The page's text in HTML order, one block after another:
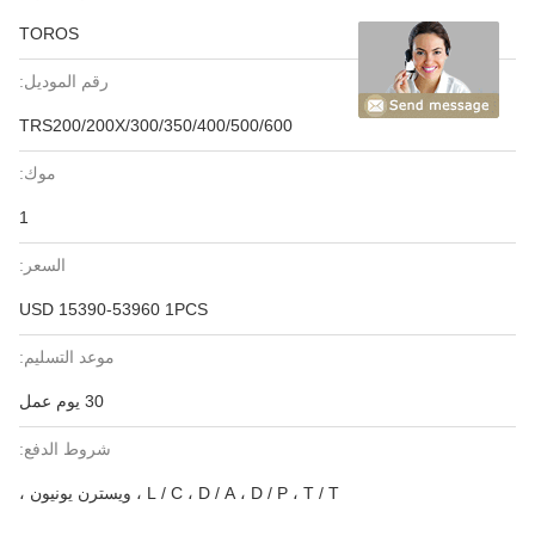
TOROS
رقم الموديل:
TRS200/200X/300/350/400/500/600
موك:
السعر:
USD 15390-53960 1PCS
موعد التسليم:
30 يوم عمل
شروط الدفع:
L / C ، D / A ، D / P ، T / T ، ويسترن يونيون ،